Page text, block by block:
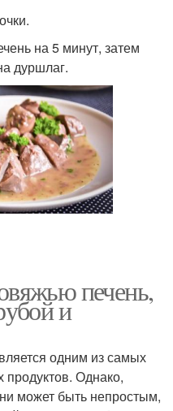
на 5 минут, затем
дуршлаг.
печень,
и
одним из самых
Однако,
может быть непростым,